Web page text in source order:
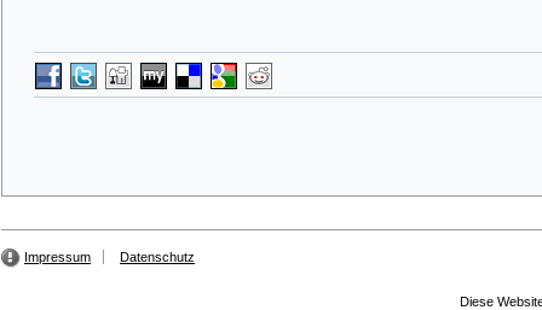
Impressum Datenschutz
Diese